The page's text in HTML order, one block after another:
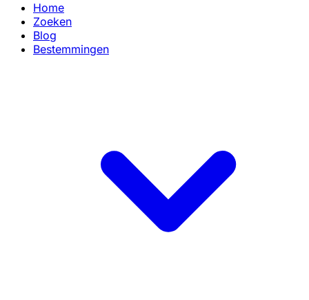
Home
Zoeken
Blog
Bestemmingen